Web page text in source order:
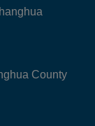
County